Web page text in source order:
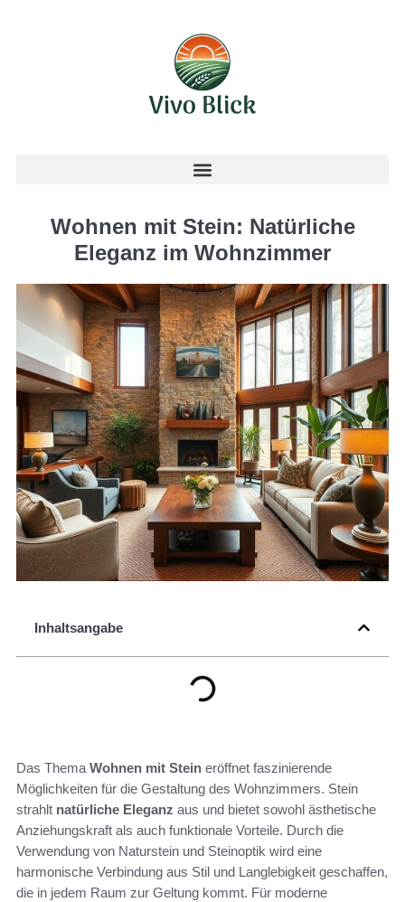
Wohnen mit Stein: Natürliche
Eleganz im Wohnzimmer
Inhaltsangabe
Das Thema Wohnen mit Stein eröffnet faszinierende
Möglichkeiten für die Gestaltung des Wohnzimmers. Stein
strahlt natürliche Eleganz aus und bietet sowohl ästhetische
Anziehungskraft als auch funktionale Vorteile. Durch die
Verwendung von Naturstein und Steinoptik wird eine
harmonische Verbindung aus Stil und Langlebigkeit geschaffen,
die in jedem Raum zur Geltung kommt. Für moderne